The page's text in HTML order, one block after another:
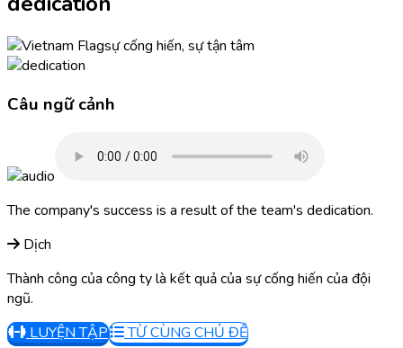
sự cống hiến, sự tận tâm
Câu ngữ cảnh
The company's success is a result of the team's dedication.
Dịch
Thành công của công ty là kết quả của sự cống hiến của đội
ngũ.
LUYỆN TẬP
TỪ CÙNG CHỦ ĐỀ